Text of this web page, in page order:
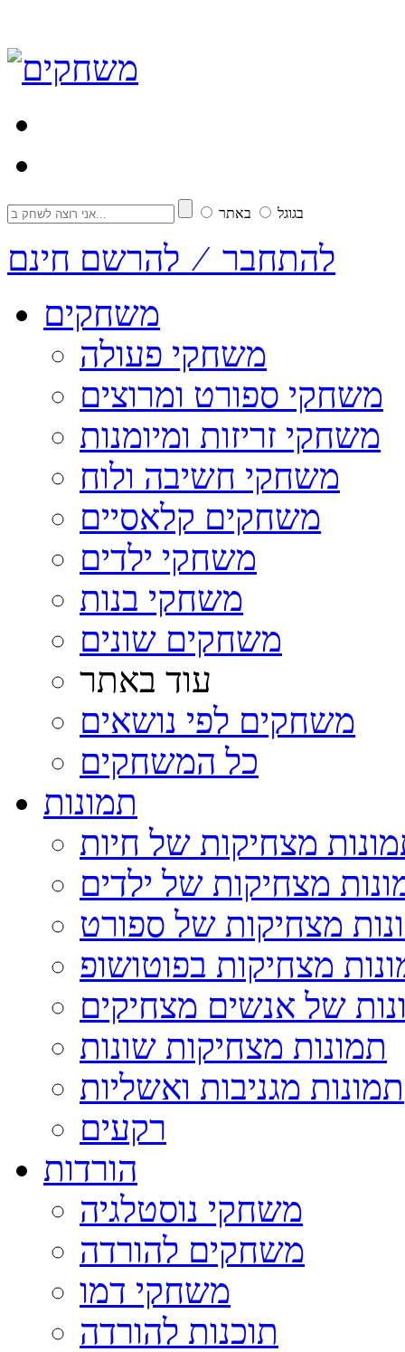
בגוגל באתר
להתחבר ⁄ להרשם חינם
משחקים
משחקי פעולה
משחקי ספורט ומרוצים
משחקי זריזות ומיומנות
משחקי חשיבה ולוח
משחקים קלאסיים
משחקי ילדים
משחקי בנות
משחקים שונים
עוד באתר
משחקים לפי נושאים
כל המשחקים
תמונות
מצחיקות של חיות
מצחיקות של ילדים
מצחיקות של ספורט
מצחיקות בפוטושופ
של אנשים מצחיקים
תמונות מצחיקות שונות
תמונות מגניבות ואשליות
רקעים
הורדות
משחקי נוסטלגיה
משחקים להורדה
משחקי דמו
תוכנות להורדה